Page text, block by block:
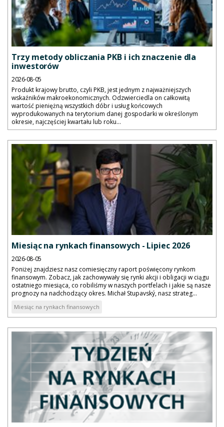
Trzy metody obliczania PKB i ich znaczenie dla
inwestorów
2026-08-05
Produkt krajowy brutto, czyli PKB, jest jednym z najważniejszych
wskaźników makroekonomicznych. Odzwierciedla on całkowitą
wartość pieniężną wszystkich dóbr i usług końcowych
wyprodukowanych na terytorium danej gospodarki w określonym
okresie, najczęściej kwartału lub roku...
Miesiąc na rynkach finansowych - Lipiec 2026
2026-08-05
Poniżej znajdziesz nasz comiesięczny raport poświęcony rynkom
finansowym. Zobacz, jak zachowywały się rynki akcji i obligacji w ciągu
ostatniego miesiąca, co robiliśmy w naszych portfelach i jakie są nasze
prognozy na nadchodzący okres. Michał Stupavský, nasz strateg...
Miesiąc na rynkach finansowych